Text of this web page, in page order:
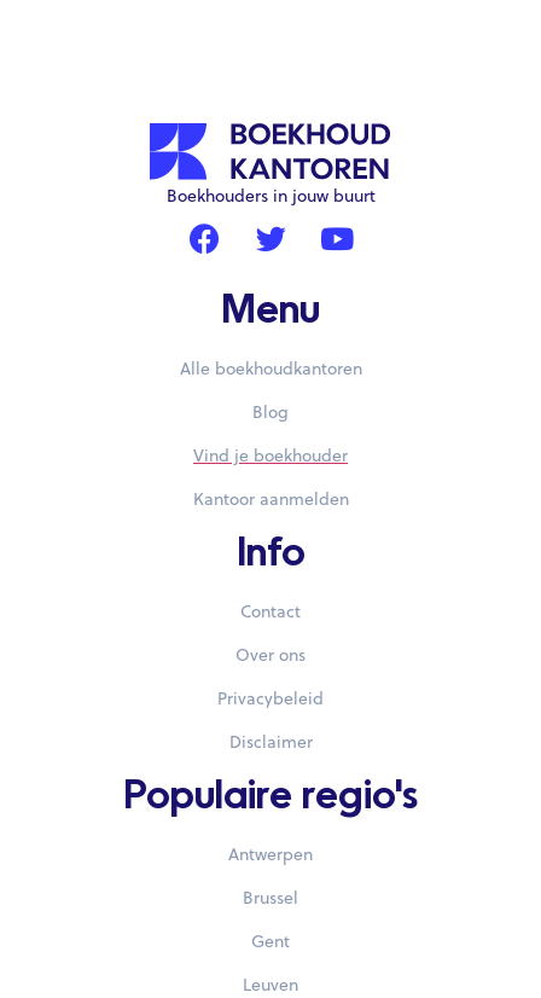
Boekhouders in jouw buurt
Menu
Alle boekhoudkantoren
Blog
Vind je boekhouder
Kantoor aanmelden
Info
Contact
Over ons
Privacybeleid
Disclaimer
Populaire regio's
Antwerpen
Brussel
Gent
Leuven